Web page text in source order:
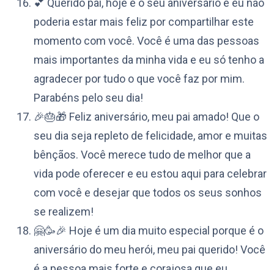
💕 Querido pai, hoje é o seu aniversário e eu não
poderia estar mais feliz por compartilhar este
momento com você. Você é uma das pessoas
mais importantes da minha vida e eu só tenho a
agradecer por tudo o que você faz por mim.
Parabéns pelo seu dia!
🎉🎂🎁 Feliz aniversário, meu pai amado! Que o
seu dia seja repleto de felicidade, amor e muitas
bênçãos. Você merece tudo de melhor que a
vida pode oferecer e eu estou aqui para celebrar
com você e desejar que todos os seus sonhos
se realizem!
🤗🥳🎉 Hoje é um dia muito especial porque é o
aniversário do meu herói, meu pai querido! Você